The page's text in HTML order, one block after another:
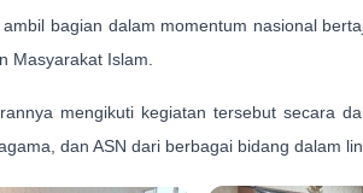
bagian dalam momentum nasional
Masyarakat Islam.
mengikuti kegiatan tersebut secara
dan ASN dari berbagai bidang dalam